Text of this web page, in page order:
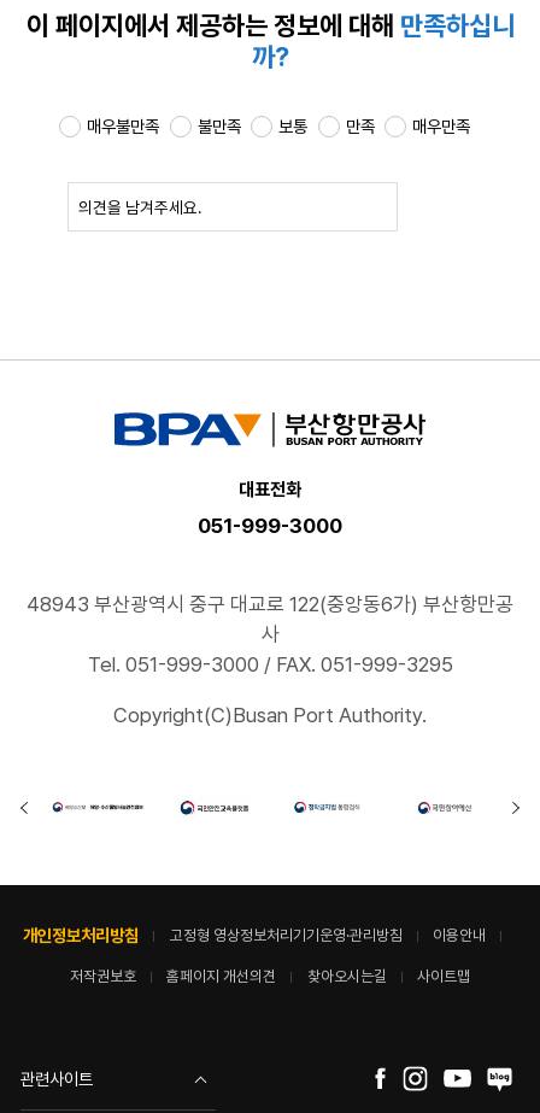
이 페이지에서 제공하는정보에 대해 만족하십니
까?
매우불만족 불만족 보통 만족 매우만족
대표전화
051-999-3000
48943 부산광역시 중구 대교로 122(중앙동6가) 부산항만공
사
Tel. 051-999-3000 / FAX. 051-999-3295
Copyright(C)Busan Port Authority.
개인정보처리방침 고정형 영상정보처리기기운영·관리방침 이용안내
저작권보호 홈페이지 개선의견 찾아오시는길 사이트맵
관련사이트